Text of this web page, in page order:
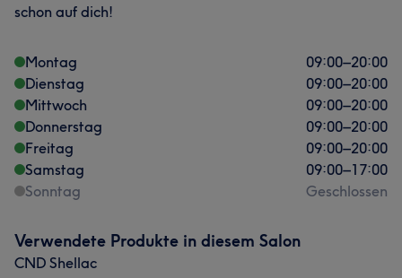
schon auf dich!
Montag 09:00–20:00
Dienstag
09:00–20:00
Mittwoch
09:00–20:00
Donnerstag
09:00–20:00
Freitag
09:00–20:00
Samstag
09:00–17:00
Sonntag
Geschlossen
Verwendete Produkte in diesem Salon
CND Shellac